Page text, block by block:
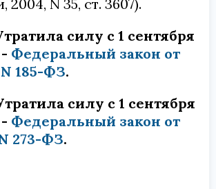
N 35, ст. 3607).
силу с 1 сентября
Федеральный закон от
N 185-ФЗ.
силу с 1 сентября
Федеральный закон от
273-ФЗ.